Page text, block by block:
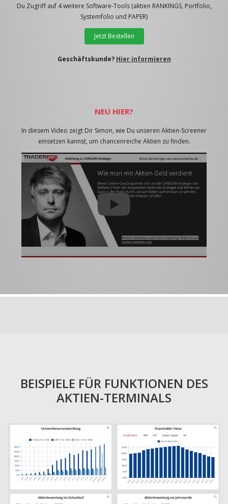
Du Zugriff auf 4 weitere Software-Tools (aktien RANKINGS, Portfolio,
Systemfolio und PAPER)
Jetzt Bestellen
Geschäftskunde? Hier informieren
NEU HIER?
In diesem Video zeigt Dir Simon, wie Du unseren Aktien-Screener
einsetzen kannst, um chancenreiche Aktien zu finden.
BEISPIELE FÜR FUNKTIONEN DES
AKTIEN-TERMINALS